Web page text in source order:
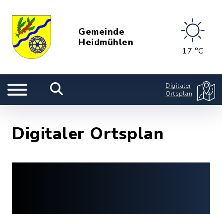
Gemeinde
Heidmühlen
17 °C
Digitaler
Ortsplan
Digitaler Ortsplan